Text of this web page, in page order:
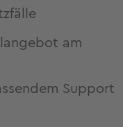
am
Support